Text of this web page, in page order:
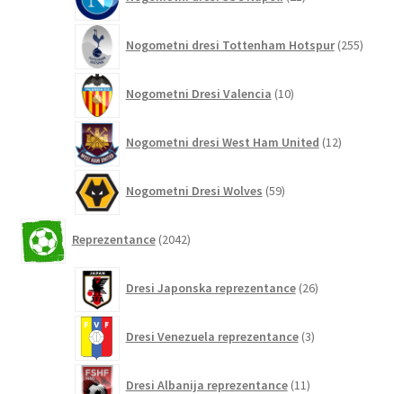
izdelkov
Nogometni dresi Tottenham Hotspur 255
Nogometni Dresi Valencia 10izdelkov
Nogometni dresi West Ham United 12izdelkov
Nogometni Dresi Wolves 59izdelkov
Reprezentance 2042izdelkov
Dresi Japonska reprezentance 26izdelkov
Dresi Venezuela reprezentance 3izdelki
Dresi Albanija reprezentance 11